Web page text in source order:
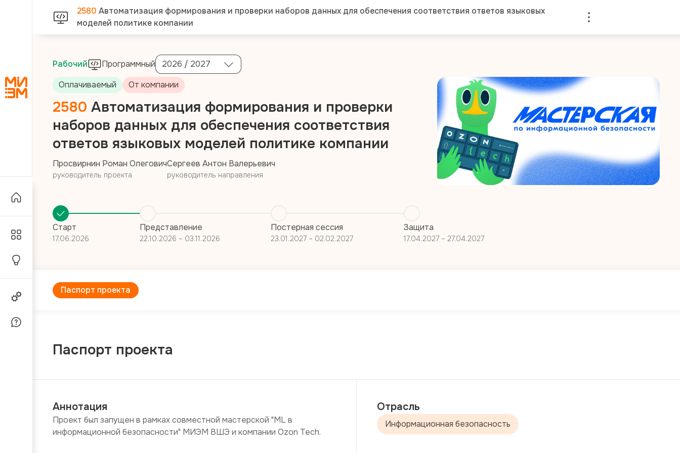
2580 Автоматизация формирования и проверки наборов данных для обеспечения соответствия ответов языковых
моделей политике компании
Рабочий Программный
2026 / 2027
Оплачиваемый
От компании
2580 Автоматизация формирования и проверки
наборов данных для обеспечения соответствия
ответов языковых моделей политике компании
Просвирнин Роман Олегович
руководитель проекта
Сергеев Антон Валерьевич
руководитель направления
Старт
17.06.2026
Представление
22.10.2026 – 03.11.2026
Постерная сессия
23.01.2027 – 02.02.2027
Защита
17.04.2027 – 27.04.2027
Паспорт проекта
Паспорт проекта
Аннотация
Проект был запущен в рамках совместной мастерской "ML в
информационной безопасности" МИЭМ ВШЭ и компании Ozon Tech.
Отрасль
Информационная безопасность